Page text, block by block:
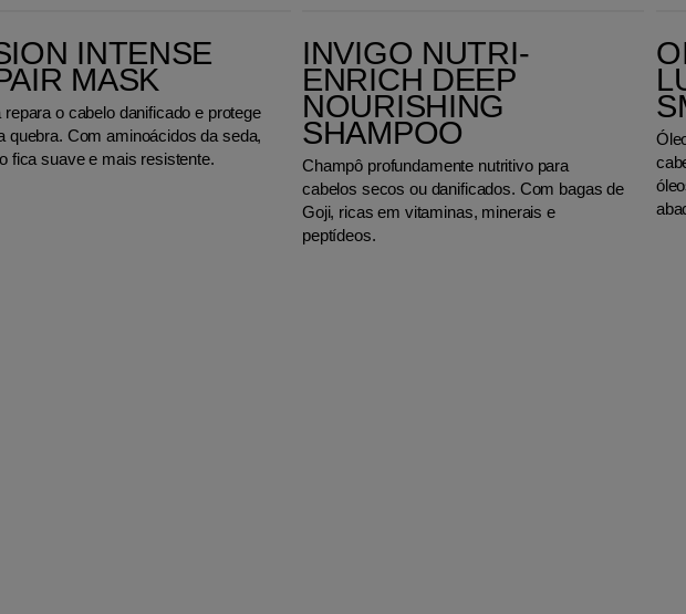
INTENSE
MASK
repara o cabelo danificado e protege
quebra. Com aminoácidos da seda,
fica suave e mais resistente.
INVIGO NUTRI-
ENRICH DEEP
NOURISHING
SHAMPOO
Champô profundamente nutritivo para
cabelos secos ou danificados. Com bagas de
Goji, ricas em vitaminas, minerais e
peptídeos.